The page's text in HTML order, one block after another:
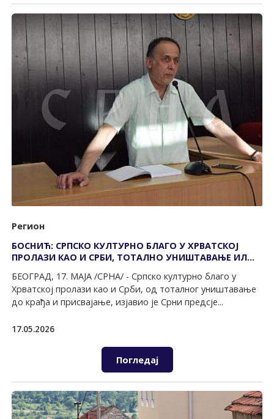
Регион
БОСНИЋ: СРПСКО КУЛТУРНО БЛАГО У ХРВАТСКОЈ
ПРОЛАЗИ КАО И СРБИ, ТОТАЛНО УНИШТАВАЊЕ ИЛИ
БЕОГРАД, 17. МАЈА /СРНА/ - Српско културно благо у
Хрватској пролази као и Срби, од тоталног уништавање
до крађа и присвајање, изјавио је Срни предсје...
17.05.2026
Погледај